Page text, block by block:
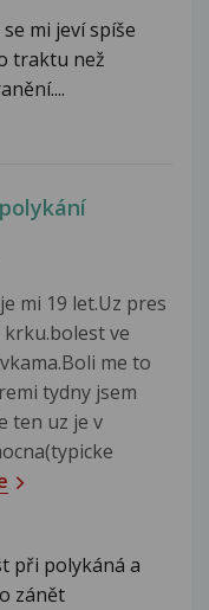
mi jeví spíše
traktu než
mi 19 let.Uz pres
ve
me to
tydny jsem
ten uz je v
při polykáná a
zánět